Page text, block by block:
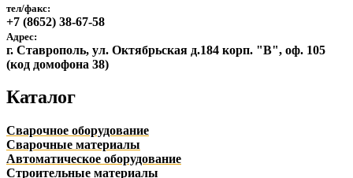
тел/факс:
+7 (8652) 38-67-58
Адрес:
г. Ставрополь, ул. Октябрьская д.184 корп. "В", оф. 105
(код домофона 38)
Каталог
Сварочное оборудование
Сварочные материалы
Автоматическое оборудование
Строительные материалы